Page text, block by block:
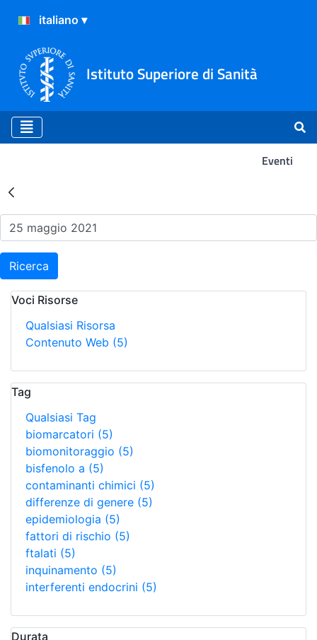
Istituto Superiore di Sanità
Eventi
Risultati della Ricerca -
Ricerca
Voci Risorse
Qualsiasi Risorsa
Contenuto Web (5)
Tag
Qualsiasi Tag
biomarcatori (5)
biomonitoraggio (5)
bisfenolo a (5)
contaminanti chimici (5)
differenze di genere (5)
epidemiologia (5)
fattori di rischio (5)
ftalati (5)
inquinamento (5)
interferenti endocrini (5)
Durata